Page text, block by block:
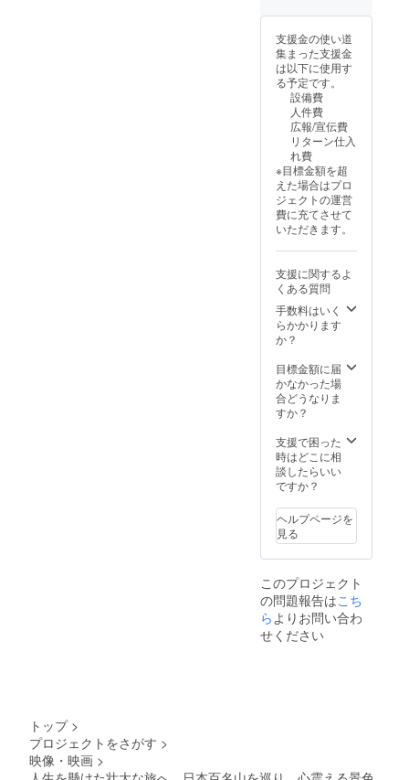
ナー・
テキス
トなど
(4×4cm
または
5×3cm)
・注意
事項：
備考欄
に掲載
を希望
される
お名前
(ニック
ネーム
OK)を
ご記入
い ※ロ
ゴやバ
ナーな
どの画
につい
ては、
応募完
らメー
ルでご
連絡し
ます ※
レジッ
ト記載
(中)込み
(動画に
るお名
前や
ニック
ネーム
を備考
なスポ
ポジ
ション
です。
・掲載
期間：
2025年
7月上旬
に掲載
プロ
ジェク
ト終了
まで掲
載予定
・掲載
ロゴ・
バ
ナー・
テキス
トなど
または
7×5cm)
・注意
事項：
に掲載
を希望
される
お名前
ネーム
OK)を
ご記入
くださ
ゴやバ
ナーな
どの画
像の受
け渡し
ます ※
支援金の使い道
集まった支援金
は以下に使用す
る予定です。
設備費
人件費
広報/宣伝費
リターン仕入
れ費
※目標金額を超
えた場合はプロ
ジェクトの運営
費に充てさせて
いただきます。
支援に関するよ
くある質問
手数料はいく
らかかります
か？
目標金額に届
かなかった場
合どうなりま
すか？
支援で困った
時はどこに相
談したらいい
ですか？
ヘルプページを
見る
このプロジェクト
の問題報告はこち
ら よりお問い合わ
せください
トップ >
プロジェクトをさがす >
映像・映画 >